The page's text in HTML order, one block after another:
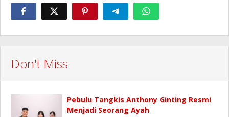
Don't Miss
Pebulu Tangkis Anthony Ginting Resmi
Menjadi Seorang Ayah